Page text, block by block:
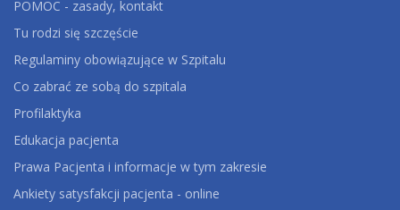
POMOC - zasady, kontakt
Tu rodzi się szczęście
Regulaminy obowiązujące w Szpitalu
Co zabrać ze sobą do szpitala
Profilaktyka
Edukacja pacjenta
Prawa Pacjenta i informacje w tym zakresie
Ankiety satysfakcji pacjenta - online